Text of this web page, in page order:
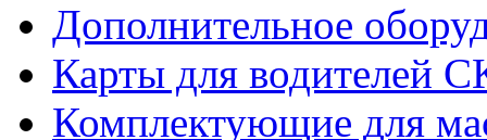
Дополнительное
Карты для водителей
Комплектующие для